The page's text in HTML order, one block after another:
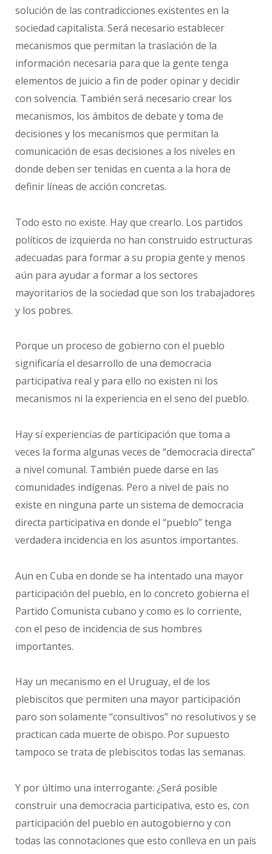
solución de las contradicciones existentes en la
sociedad capitalista. Será necesario establecer
mecanismos que permitan la traslación de la
información necesaria para que la gente tenga
elementos de juicio a fin de poder opinar y decidir
con solvencia. También será necesario crear los
mecanismos, los ámbitos de debate y toma de
decisiones y los mecanismos que permitan la
comunicación de esas decisiones a los niveles en
donde deben ser tenidas en cuenta a la hora de
definir líneas de acción concretas.
Todo esto no existe. Hay que crearlo. Los partidos
políticos de izquierda no han construido estructuras
adecuadas para formar a su propia gente y menos
aún para ayudar a formar a los sectores
mayoritarios de la sociedad que son los trabajadores
y los pobres.
Porque un proceso de gobierno con el pueblo
significaría el desarrollo de una democracia
participativa real y para ello no existen ni los
mecanismos ni la experiencia en el seno del pueblo.
Hay sí experiencias de participación que toma a
veces la forma algunas veces de “democracia directa”
a nivel comunal. También puede darse en las
comunidades indígenas. Pero a nivel de país no
existe en ninguna parte un sistema de democracia
directa participativa en donde el “pueblo” tenga
verdadera incidencia en los asuntos importantes.
Aun en Cuba en donde se ha intentado una mayor
participación del pueblo, en lo concreto gobierna el
Partido Comunista cubano y como es lo corriente,
con el peso de incidencia de sus hombres
importantes.
Hay un mecanismo en el Uruguay, el de los
plebiscitos que permiten una mayor participación
paro son solamente “consultivos” no resolutivos y se
practican cada muerte de obispo. Por supuesto
tampoco se trata de plebiscitos todas las semanas.
Y por último una interrogante: ¿Será posible
construir una democracia participativa, esto es, con
participación del pueblo en autogobierno y con
todas las connotaciones que esto conlleva en un país